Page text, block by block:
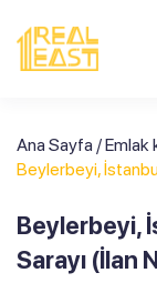
Ana Sayfa /Emlak
Beylerbeyi,
Beylerbeyi,
Sarayı (İlan